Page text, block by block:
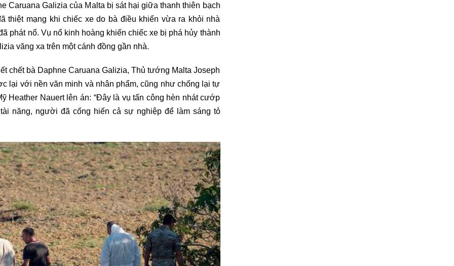
Caruana Galizia của Malta bị sát hại giữa thanh thiên bạch
thiệt mạng khi chiếc xe do bà điều khiển vừa ra khỏi nhà
phát nổ. Vụ nổ kinh hoàng khiến chiếc xe bị phá hủy thành
văng xa trên một cánh đồng gần nhà.
chết bà Daphne Caruana Galizia, Thủ tướng Malta Joseph
lại với nền văn minh và nhân phẩm, cũng như chống lại tự
Heather Nauert lên án: “Đây là vụ tấn công hèn nhát cướp
năng, người đã cống hiến cả sự nghiệp để làm sáng tỏ